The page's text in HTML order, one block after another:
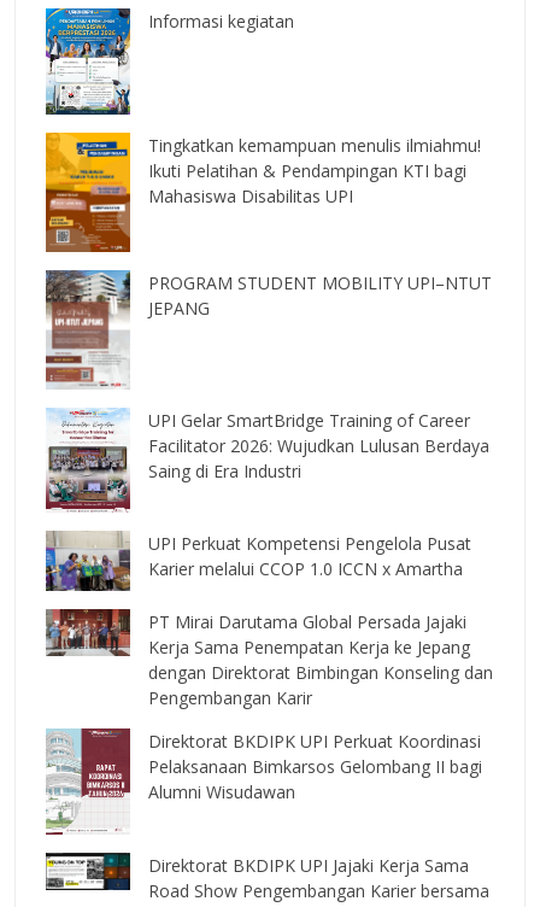
Informasi kegiatan
Tingkatkan kemampuan menulis ilmiahmu!
Ikuti Pelatihan & Pendampingan KTI bagi
Mahasiswa Disabilitas UPI
PROGRAM STUDENT MOBILITY UPI–NTUT
JEPANG
UPI Gelar SmartBridge Training of Career
Facilitator 2026: Wujudkan Lulusan Berdaya
Saing di Era Industri
UPI Perkuat Kompetensi Pengelola Pusat
Karier melalui CCOP 1.0 ICCN x Amartha
PT Mirai Darutama Global Persada Jajaki
Kerja Sama Penempatan Kerja ke Jepang
dengan Direktorat Bimbingan Konseling dan
Pengembangan Karir
Direktorat BKDIPK UPI Perkuat Koordinasi
Pelaksanaan Bimkarsos Gelombang II bagi
Alumni Wisudawan
Direktorat BKDIPK UPI Jajaki Kerja Sama
Road Show Pengembangan Karier bersama